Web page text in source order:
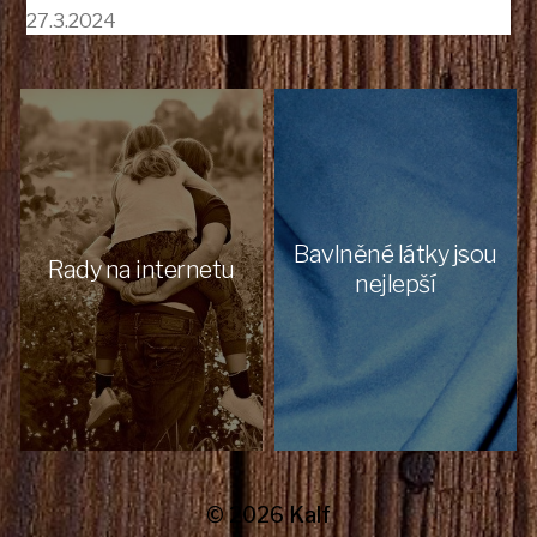
27.3.2024
Rady na internetu
Bavlněné látky jsou
nejlepší
© 2026 Kalf